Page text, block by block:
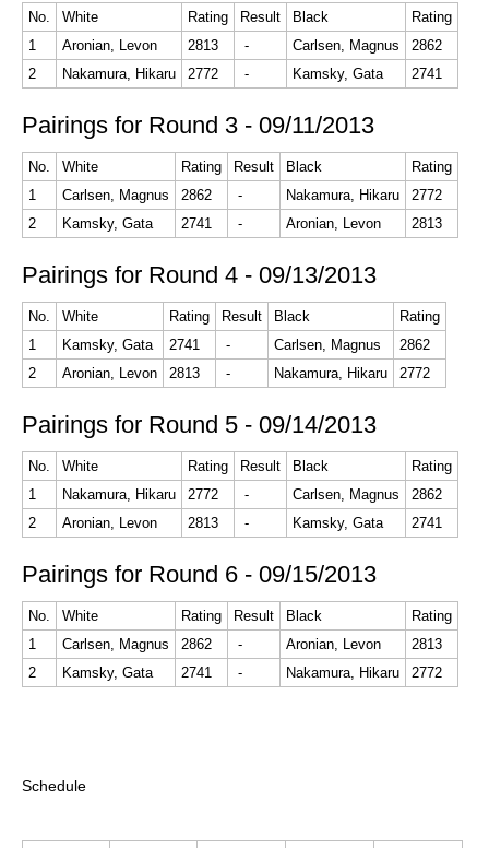
No. White Rating Result Black
Rating
1
Aronian, Levon 2813 - Carlsen, Magnus
2862
2
Nakamura, Hikaru 2772 - Kamsky, Gata 2741
Pairings for Round 3 - 09/11/2013
No. White Rating Result Black
Rating
1
Carlsen, Magnus 2862 - Nakamura, Hikaru
2772
2
Kamsky, Gata 2741 - Aronian, Levon 2813
Pairings for Round 4 - 09/13/2013
No. White Rating Result Black
Rating
1
Kamsky, Gata 2741 - Carlsen, Magnus
2862
2
Aronian, Levon 2813 - Nakamura, Hikaru 2772
Pairings for Round 5 - 09/14/2013
No. White Rating Result Black
Rating
1
Nakamura, Hikaru 2772 - Carlsen, Magnus
2862
2
Aronian, Levon 2813 - Kamsky, Gata 2741
Pairings for Round 6 - 09/15/2013
No. White Rating Result Black
Rating
1
Carlsen, Magnus 2862 - Aronian, Levon
2813
2
Kamsky, Gata 2741 - Nakamura, Hikaru 2772
Schedule